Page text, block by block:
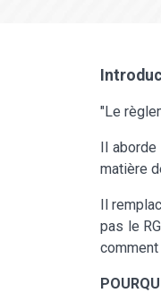
"Le
Il aborde
matière
Il
pas le